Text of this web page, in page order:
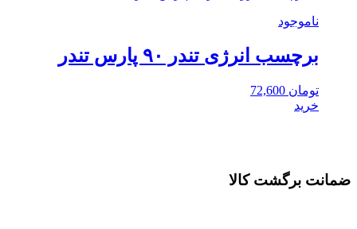
ناموجود
برچسب انرژی تندر ۹۰ پارس تندر
تومان
خرید
ضمانت برگشت کالا